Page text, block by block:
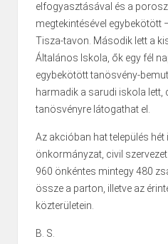
elfogyasztásával és a
megtekintésével egybekötött
Tisza-tavon. Második lett a
Általános Iskola, ők egy fél
egybekötött tanösvény-
harmadik a sarudi iskola lett,
tanösvényre látogathat el.
Az akcióban hat település
önkormányzat, civil
960 önkéntes mintegy 480
össze a parton, illetve az
közterületein.
B. S.